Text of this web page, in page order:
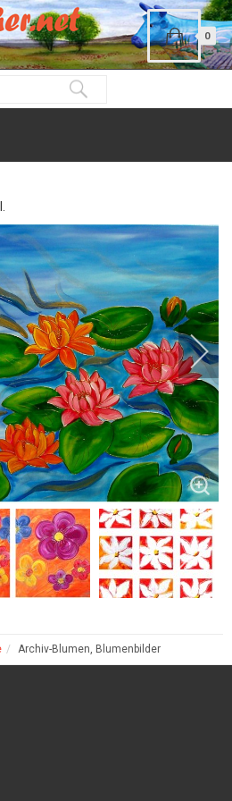
0
Archiv-Blumen, Blumenbilder